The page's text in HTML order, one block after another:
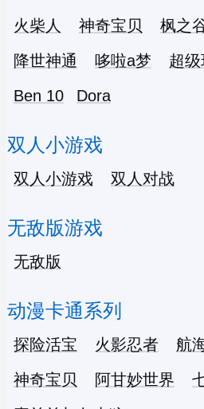
火柴人
神奇宝贝 枫之
降世神通
哆啦a梦 超
Ben 10
Dora
双人小游戏
双人小游戏 双人对战
无敌版游戏
无敌版
动漫卡通系列
探险活宝 火影忍者 航
神奇宝贝
阿甘妙世界